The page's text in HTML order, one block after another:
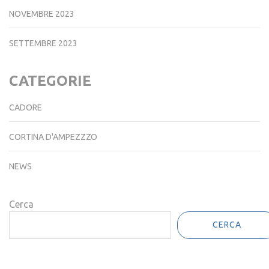
NOVEMBRE 2023
SETTEMBRE 2023
CATEGORIE
CADORE
CORTINA D'AMPEZZZO
NEWS
Cerca
CERCA